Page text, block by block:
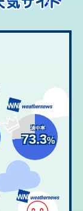
適中率
73.3%